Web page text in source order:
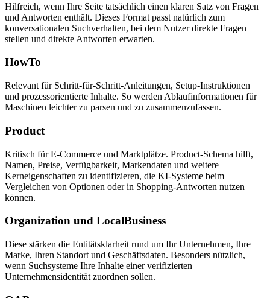
Hilfreich, wenn Ihre Seite tatsächlich einen klaren Satz von Fragen
und Antworten enthält. Dieses Format passt natürlich zum
konversationalen Suchverhalten, bei dem Nutzer direkte Fragen
stellen und direkte Antworten erwarten.
HowTo
Relevant für Schritt‑für‑Schritt‑Anleitungen, Setup‑Instruktionen
und prozessorientierte Inhalte. So werden Ablaufinformationen für
Maschinen leichter zu parsen und zu zusammenzufassen.
Product
Kritisch für E‑Commerce und Marktplätze. Product‑Schema hilft,
Namen, Preise, Verfügbarkeit, Markendaten und weitere
Kerneigenschaften zu identifizieren, die KI‑Systeme beim
Vergleichen von Optionen oder in Shopping‑Antworten nutzen
können.
Organization und LocalBusiness
Diese stärken die Entitätsklarheit rund um Ihr Unternehmen, Ihre
Marke, Ihren Standort und Geschäftsdaten. Besonders nützlich,
wenn Suchsysteme Ihre Inhalte einer verifizierten
Unternehmensidentität zuordnen sollen.